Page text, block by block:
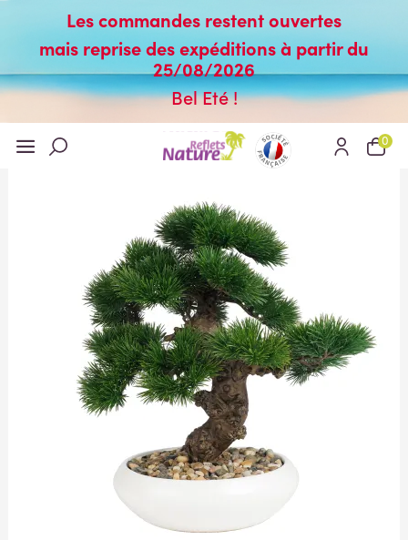
Les commandes restent ouvertes
mais reprise des expéditions à partir du
25/08/2026
Bel Eté !
0